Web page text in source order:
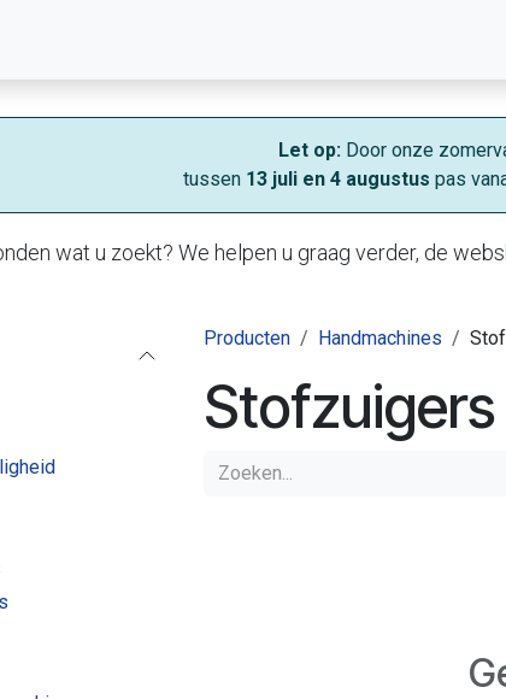
Let op: Door onze
tussen 13 juli en 4 augustus pas
wat u zoekt? We helpen u graag verder, de
Producten Handmachines
Stofzuigers